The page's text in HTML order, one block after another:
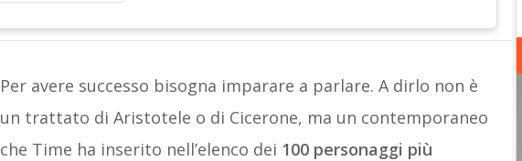
Per avere successo bisogna imparare a parlare. A dirlo non è
un trattato di Aristotele o di Cicerone, ma un contemporaneo
che Time ha inserito nell’elenco dei 100 personaggi più